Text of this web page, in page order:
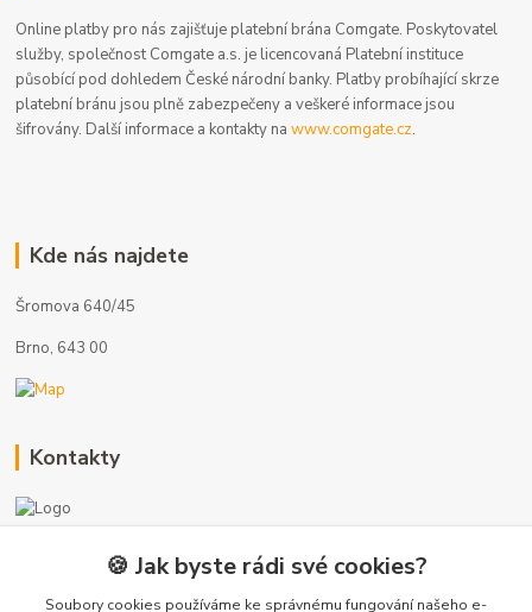
Online platby pro nás zajišťuje platební brána Comgate. Poskytovatel
služby, společnost Comgate a.s. je licencovaná Platební instituce
působící pod dohledem České národní banky. Platby probíhající skrze
platební bránu jsou plně zabezpečeny a veškeré informace jsou
šifrovány. Další informace a kontakty nawww.comgate.cz.
Kde nás najdete
Šromova 640/45
Brno, 643 00
Kontakty
+420 775 872 753
🍪 Jak byste rádi své cookies?
Soubory cookies používáme ke správnému fungování našeho e-